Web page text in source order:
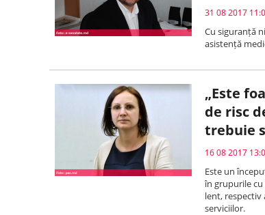
31 08 2017
Cu siguranță
asistență
„Este
de risc
trebuie
16 08 2017
Este un
în grupurile
lent,
serviciilor.